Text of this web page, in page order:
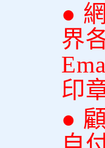
●
界
印
●